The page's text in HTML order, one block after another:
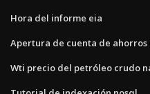
Hora del informe eia
Apertura de cuenta de
Wti precio del petróleo crudo